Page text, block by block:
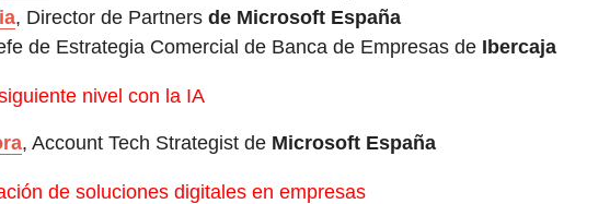
, Director de Partners de Microsoft España
de Estrategia Comercial de Banca de Empresas de Ibercaja
nivel con la IA
, Account Tech Strategist de Microsoft España
de soluciones digitales en empresas